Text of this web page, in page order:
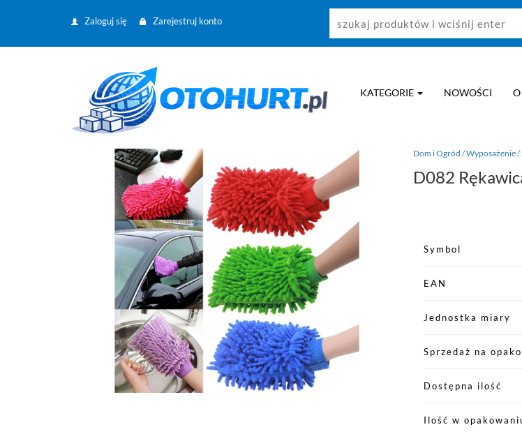
Zaloguj się Zarejestruj konto
KATEGORIE NOWOŚCI
Dom i Ogród /Wyposażenie/
D082
Symbol
EAN
Jednostka miary
Sprzedaż na
Dostępna ilość
Ilość w